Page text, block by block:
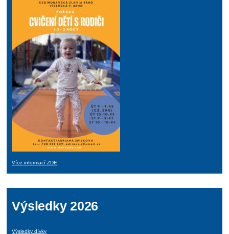
Více informací ZDE
Výsledky 2026
Výsledky dívky